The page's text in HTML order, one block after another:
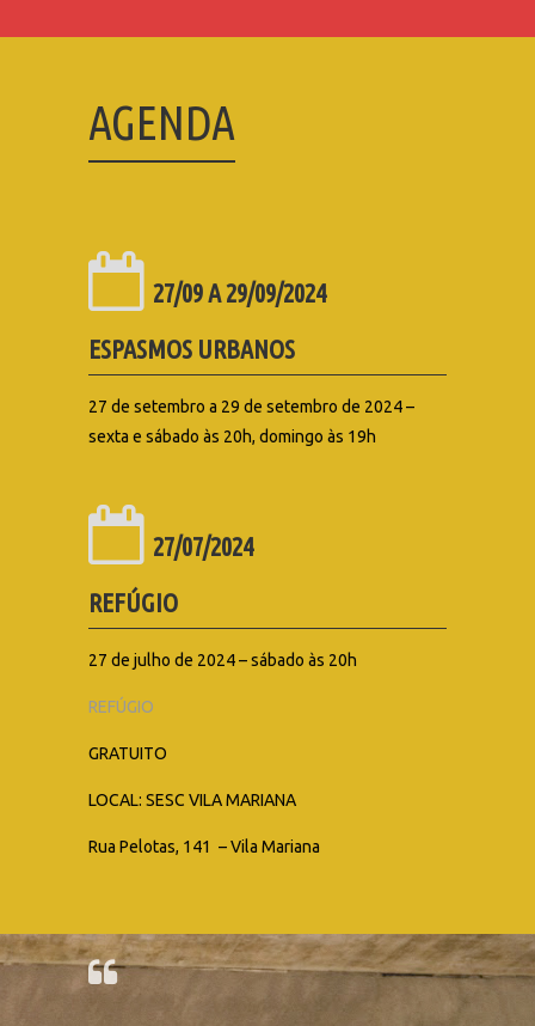
AGENDA
27/09 A 29/09/2024
ESPASMOS URBANOS
27 de setembro a 29 de setembro de 2024 –
sexta e sábado às 20h, domingo às 19h
27/07/2024
REFÚGIO
27 de julho de 2024 – sábado às 20h
REFÚGIO
GRATUITO
LOCAL: SESC VILA MARIANA
Rua Pelotas, 141 – Vila Mariana